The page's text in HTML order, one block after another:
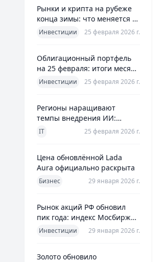
Рынки и крипта на рубеже
конца зимы: что меняется к
25 февраля 2026
Инвестиции 25 февраля 2026 г.
Облигационный портфель
на 25 февраля: итоги месяца
и планы на март
Инвестиции 25 февраля 2026 г.
Регионы наращивают
темпы внедрения ИИ:
главное из отраслевого
IT 25 февраля 2026 г.
Цена обновлённой Lada
Aura официально раскрыта
Бизнес 29 января 2026 г.
Рынок акций РФ обновил
пик года: индекс Мосбиржи
на новом максимуме 2026-го
Инвестиции 29 января 2026 г.
Золото обновило